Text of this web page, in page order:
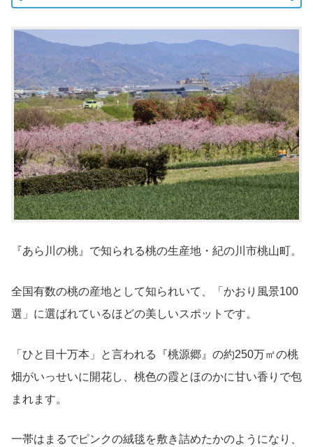
『あら川の桃』で知られる桃の生産地・紀の川市桃山町。
全国有数の桃の産地として知られいて、「かおり風景100
選」に選ばれているほどの美しいスポットです。
「ひと目十万本」と言われる『桃源郷』の約250万㎡の桃
畑がいっせいに開花し、桃色の霞とほのかに甘い香りで包
まれます。
一帯はまるでピンクの絨毯を敷き詰めたかのようになり、